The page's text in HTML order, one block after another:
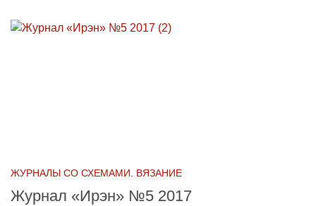
ЖУРНАЛЫ СО СХЕМАМИ. ВЯЗАНИЕ
Журнал «Ирэн» №5 2017